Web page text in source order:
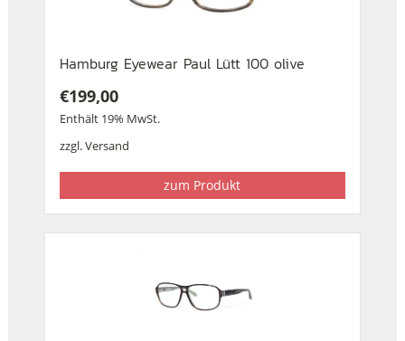
Hamburg Eyewear Paul Lütt 100 olive
€199,00
Enthält 19% MwSt.
zzgl.Versand
zum Produkt